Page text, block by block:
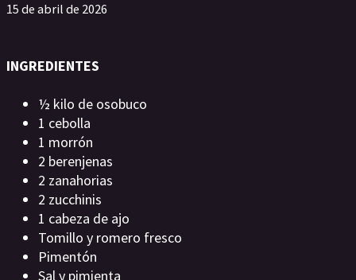
15 de abril de 2026
INGREDIENTES
½ kilo de osobuco
1 cebolla
1 morrón
2 berenjenas
2 zanahorias
2 zucchinis
1 cabeza de ajo
Tomillo y romero fresco
Pimentón
Sal y pimienta